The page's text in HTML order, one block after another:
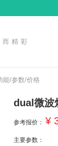
精彩
能/参数/价格
dual微波
参考报价： ¥
主要参数：